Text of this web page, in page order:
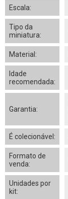
Escala:
Tipo da
miniatura:
Material:
Idade
recomendada:
Garantia:
É colecionável:
Formato de
venda:
Unidades por
kit: